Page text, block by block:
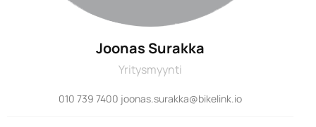
Joonas Surakka
Yritysmyynti
010 739 7400 joonas.surakka@bikelink.io